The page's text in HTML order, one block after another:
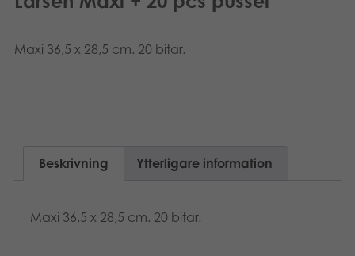
Maxi 36,5 x 28,5 cm. 20 bitar.
Beskrivning Ytterligare information
Maxi 36,5 x 28,5 cm. 20 bitar.